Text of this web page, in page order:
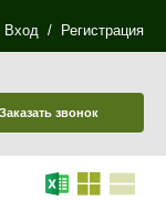
Вход / Регистрация
Заказать звонок